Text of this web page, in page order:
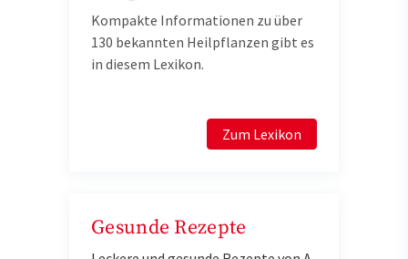
Kompakte Informationen zu über
130 bekannten Heilpflanzen gibt es
in diesem Lexikon.
Zum Lexikon
Gesunde Rezepte